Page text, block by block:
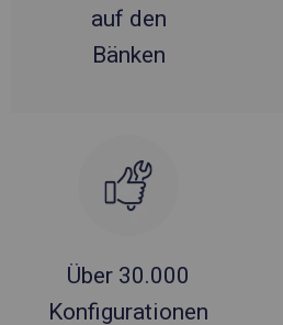
auf den
Bänken
Über 30.000
Konfigurationen